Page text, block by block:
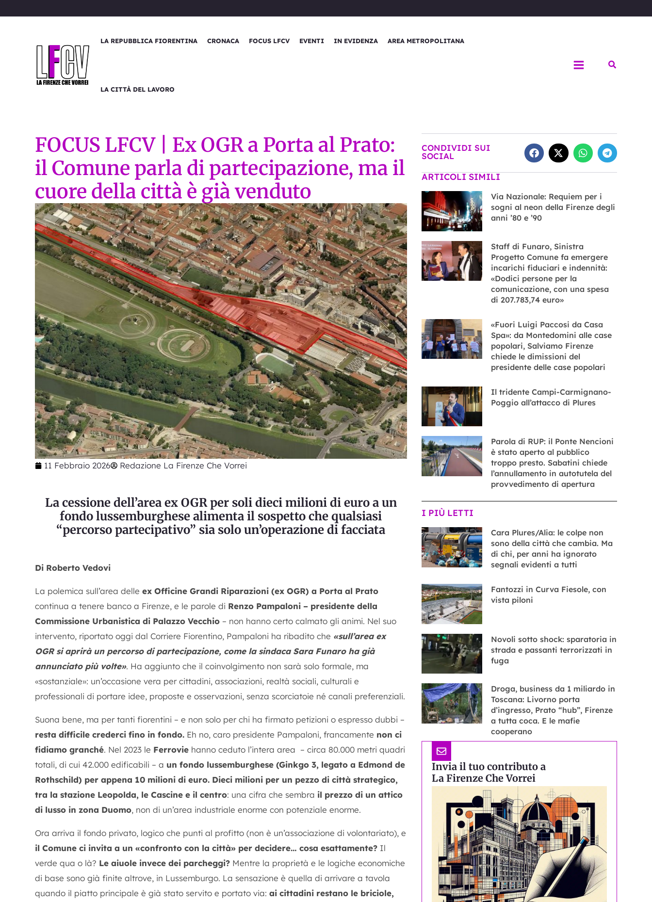
al
LA REPUBBLICA FIORENTINA CRONACA FOCUS LFCV EVENTI IN EVIDENZA AREA METROPOLITANA
LA CITTÀ DEL LAVORO
Cerca
FOCUS LFCV | Ex OGR a Porta al Prato:
il Comune parla di partecipazione, ma il
cuore della città è già venduto
11 Febbraio 2026 Redazione La Firenze Che Vorrei
La cessione dell’area ex OGR per soli dieci milioni di euro a un
fondo lussemburghese alimenta il sospetto che qualsiasi
“percorso partecipativo” sia solo un’operazione di facciata
Di Roberto Vedovi
La polemica sull’area delle ex Officine Grandi Riparazioni (ex OGR) a Porta al Prato
continua a tenere banco a Firenze, e le parole di Renzo Pampaloni – presidente della
Commissione Urbanistica di Palazzo Vecchio – non hanno certo calmato gli animi. Nel suo
intervento, riportato oggi dal Corriere Fiorentino, Pampaloni ha ribadito che «sull’area ex
OGR si aprirà un percorso di partecipazione, come la sindaca Sara Funaro ha già
annunciato più volte». Ha aggiunto che il coinvolgimento non sarà solo formale, ma
«sostanziale»: un’occasione vera per cittadini, associazioni, realtà sociali, culturali e
professionali di portare idee, proposte e osservazioni, senza scorciatoie né canali preferenziali.
Suona bene, ma per tanti fiorentini – e non solo per chi ha firmato petizioni o espresso dubbi –
resta difficile crederci fino in fondo. Eh no, caro presidente Pampaloni, francamente non ci
fidiamo granché. Nel 2023 le Ferrovie hanno ceduto l’intera area – circa 80.000 metri quadri
totali, di cui 42.000 edificabili – a un fondo lussemburghese (Ginkgo 3, legato a Edmond de
Rothschild) per appena 10 milioni di euro. Dieci milioni per un pezzo di città strategico,
tra la stazione Leopolda, le Cascine e il centro: una cifra che sembra il prezzo di un attico
di lusso in zona Duomo, non di un’area industriale enorme con potenziale enorme.
Ora arriva il fondo privato, logico che punti al profitto (non è un’associazione di volontariato), e
il Comune ci invita a un «confronto con la città» per decidere… cosa esattamente? Il
verde qua o là? Le aiuole invece dei parcheggi? Mentre la proprietà e le logiche economiche
di base sono già finite altrove, in Lussemburgo. La sensazione è quella di arrivare a tavola
quando il piatto principale è già stato servito e portato via: ai cittadini restano le briciole,
CONDIVIDI SUI
SOCIAL
ARTICOLI SIMILI
Via Nazionale: Requiem per i
sogni al neon della Firenze degli
anni ’80 e ’90
Staff di Funaro, Sinistra
Progetto Comune fa emergere
incarichi fiduciari e indennità:
«Dodici persone per la
comunicazione, con una spesa
di 207.783,74 euro»
«Fuori Luigi Paccosi da Casa
Spa»: da Montedomini alle case
popolari, Salviamo Firenze
chiede le dimissioni del
presidente delle case popolari
Il tridente Campi-Carmignano-
Poggio all’attacco di Plures
Parola di RUP: il Ponte Nencioni
è stato aperto al pubblico
troppo presto. Sabatini chiede
l’annullamento in autotutela del
provvedimento di apertura
I PIÙ LETTI
Cara Plures/Alia: le colpe non
sono della città che cambia. Ma
di chi, per anni ha ignorato
segnali evidenti a tutti
Fantozzi in Curva Fiesole, con
vista piloni
Novoli sotto shock: sparatoria in
strada e passanti terrorizzati in
fuga
Droga, business da 1 miliardo in
Toscana: Livorno porta
d’ingresso, Prato “hub”, Firenze
a tutta coca. E le mafie
cooperano
Invia il tuo contributo a
La Firenze Che Vorrei